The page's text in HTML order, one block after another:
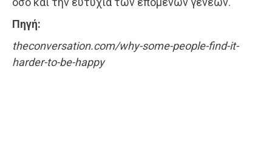
Πηγή:
theconversation.com/why-some-people-find-it-
harder-to-be-happy